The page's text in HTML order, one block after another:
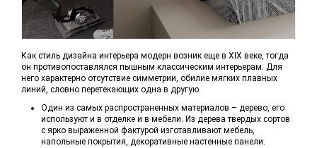
Как стиль дизайна интерьера модерн возник еще в XIX веке, тогда
он противопоставлялся пышным классическим интерьерам. Для
него характерно отсутствие симметрии, обилие мягких плавных
линий, словно перетекающих одна в другую.
Один из самых распространенных материалов – дерево, его
используют и в отделке и в мебели. Из дерева твердых сортов
с ярко выраженной фактурой изготавливают мебель,
напольные покрытия, декоративные настенные панели.